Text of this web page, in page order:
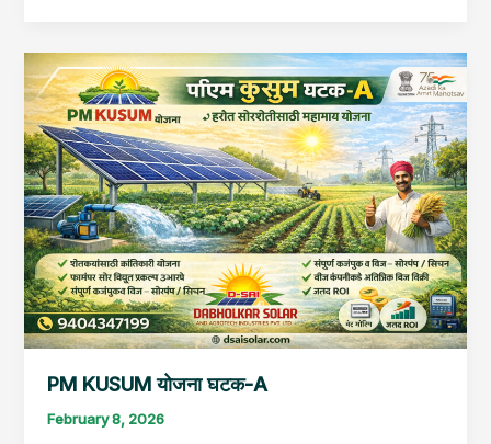
PM KUSUM योजना घटक-A
February 8, 2026
PM
KUSUM
योजना
घटक-
A